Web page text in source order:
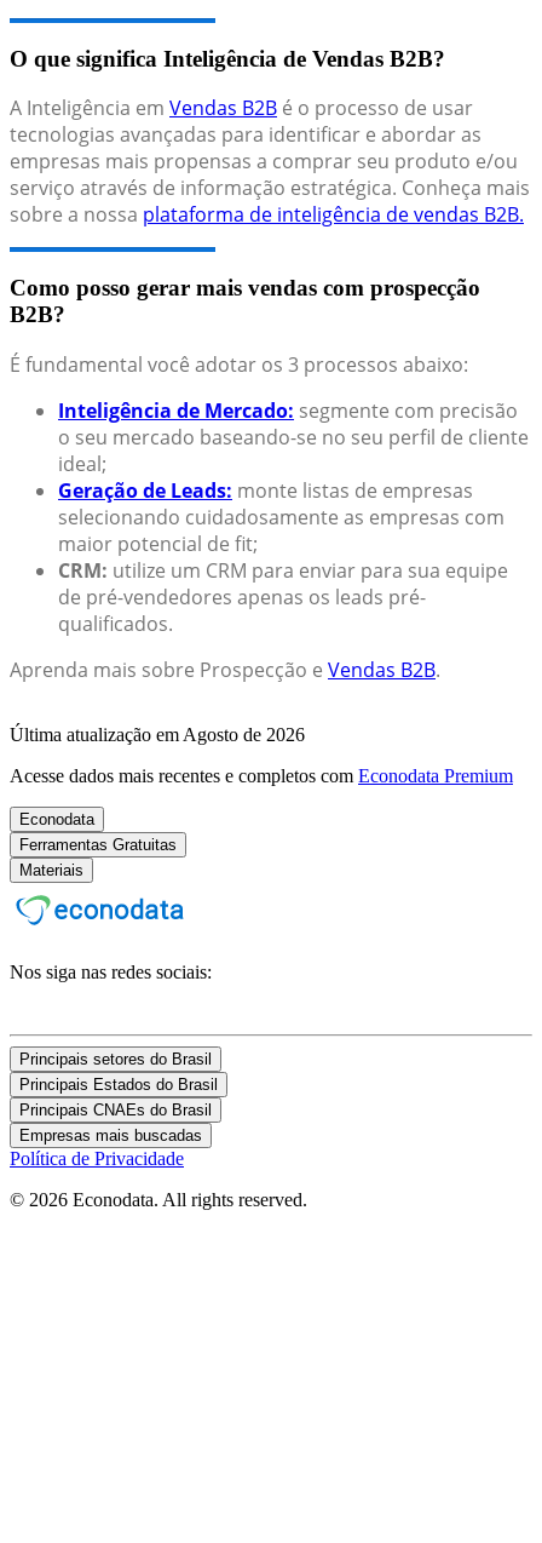
O que significa Inteligência de Vendas B2B?
A Inteligência em Vendas B2B é o processo de usar
tecnologias avançadas para identificar e abordar as
empresas mais propensas a comprar seu produto e/ou
serviço através de informação estratégica. Conheça mais
sobre a nossa plataforma de inteligência de vendas B2B.
Como posso gerar mais vendas com prospecção
B2B?
É fundamental você adotar os 3 processos abaixo:
Inteligência de Mercado: segmente com precisão
o seu mercado baseando-se no seu perfil de cliente
ideal;
Geração de Leads: monte listas de empresas
selecionando cuidadosamente as empresas com
maior potencial de fit;
CRM: utilize um CRM para enviar para sua equipe
de pré-vendedores apenas os leads pré-
qualificados.
Aprenda mais sobre Prospecção e Vendas B2B.
Última atualização em Agosto de 2026
Acesse dados mais recentes e completos com Econodata Premium
Econodata
Ferramentas Gratuitas
Materiais
Nos siga nas redes sociais:
Principais setores do Brasil
Principais Estados do Brasil
Principais CNAEs do Brasil
Empresas mais buscadas
Política de Privacidade
© 2026 Econodata. All rights reserved.